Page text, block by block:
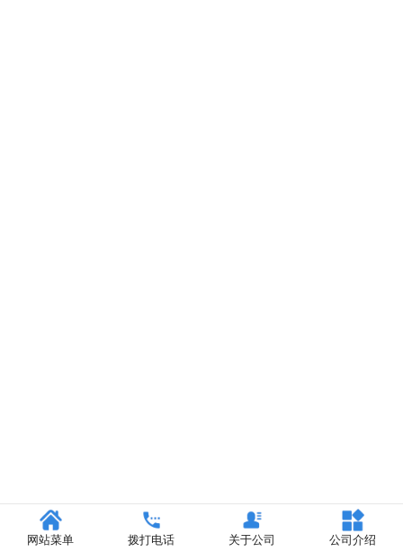
网站菜单 拨打电话 关于公司 公司介绍